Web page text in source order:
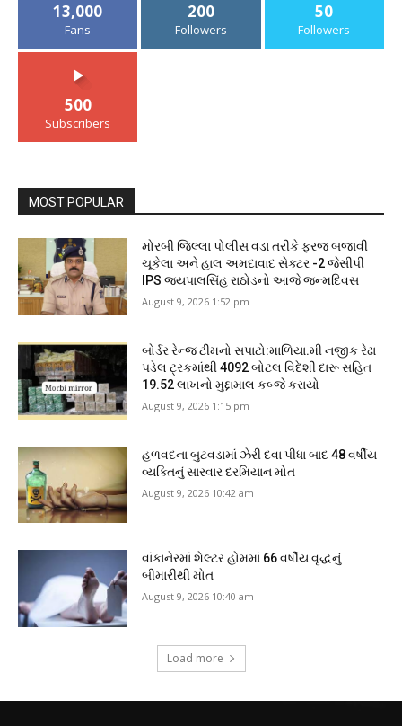
13,000
Fans
200
Followers
50
Followers
500
Subscribers
MOST POPULAR
મોરબી જિલ્લા પોલીસ વડા તરીકે ફરજ બજાવી
ચૂકેલા અને હાલ અમદાવાદ સેક્ટર -2 જેસીપી
IPS જયપાલસિંહ રાઠોડનો આજે જન્મદિવસ
August 9, 2026 1:52 pm
બોર્ડર રેન્જ ટીમનો સપાટો:માળિયા.મી નજીક રેઢા
પડેલ ટ્રકમાંથી 4092 બોટલ વિદેશી દારૂ સહિત
19.52 લાખનો મુદ્દામાલ કબ્જે કરાયો
August 9, 2026 1:15 pm
હળવદના બુટવડામાં ઝેરી દવા પીધા બાદ 48 વર્ષીય
વ્યક્તિનું સારવાર દરમિયાન મોત
August 9, 2026 10:42 am
વાંકાનેરમાં શેલ્ટર હોમમાં 66 વર્ષીય વૃદ્ધનું
બીમારીથી મોત
August 9, 2026 10:40 am
Load more